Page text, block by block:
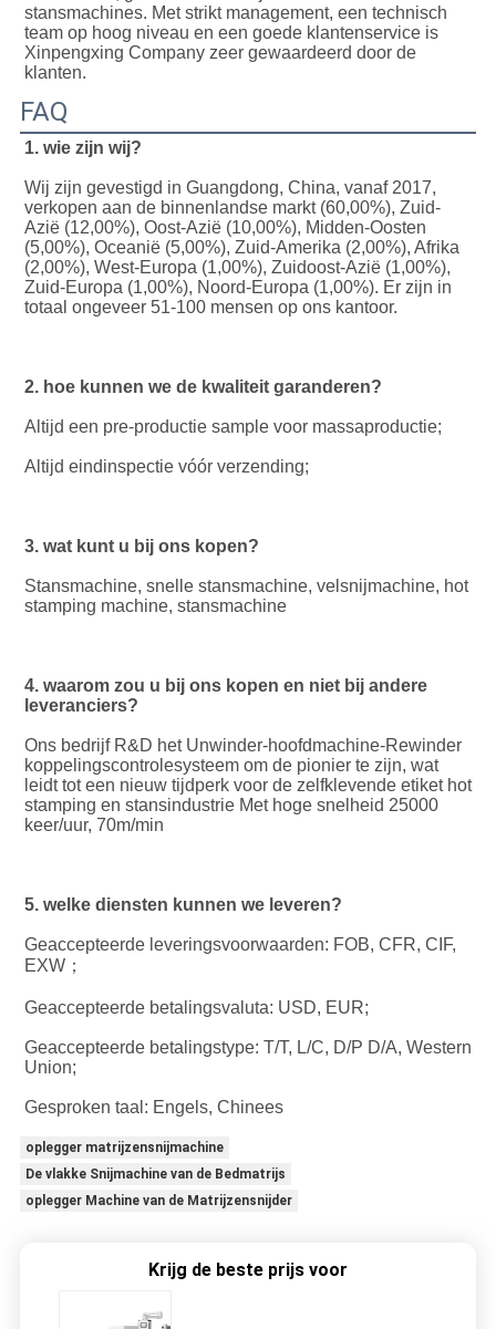
stansmachines. Met strikt management, een technisch
team op hoog niveau en een goede klantenservice is
Xinpengxing Company zeer gewaardeerd door de
klanten.
FAQ
1. wie zijn wij?
Wij zijn gevestigd in Guangdong, China, vanaf 2017,
verkopen aan de binnenlandse markt (60,00%), Zuid-
Azië (12,00%), Oost-Azië (10,00%), Midden-Oosten
(5,00%), Oceanië (5,00%), Zuid-Amerika (2,00%), Afrika
(2,00%), West-Europa (1,00%), Zuidoost-Azië (1,00%),
Zuid-Europa (1,00%), Noord-Europa (1,00%). Er zijn in
totaal ongeveer 51-100 mensen op ons kantoor.
2. hoe kunnen we de kwaliteit garanderen?
Altijd een pre-productie sample voor massaproductie;
Altijd eindinspectie vóór verzending;
3. wat kunt u bij ons kopen?
Stansmachine, snelle stansmachine, velsnijmachine, hot
stamping machine, stansmachine
4. waarom zou u bij ons kopen en niet bij andere
leveranciers?
Ons bedrijf R&D het Unwinder-hoofdmachine-Rewinder
koppelingscontrolesysteem om de pionier te zijn, wat
leidt tot een nieuw tijdperk voor de zelfklevende etiket hot
stamping en stansindustrie Met hoge snelheid 25000
keer/uur, 70m/min
5. welke diensten kunnen we leveren?
Geaccepteerde leveringsvoorwaarden: FOB, CFR, CIF,
EXW；
Geaccepteerde betalingsvaluta: USD, EUR;
Geaccepteerde betalingstype: T/T, L/C, D/P D/A, Western
Union;
Gesproken taal: Engels, Chinees
oplegger matrijzensnijmachine
De vlakke Snijmachine van de Bedmatrijs
oplegger Machine van de Matrijzensnijder
Krijg de beste prijs voor